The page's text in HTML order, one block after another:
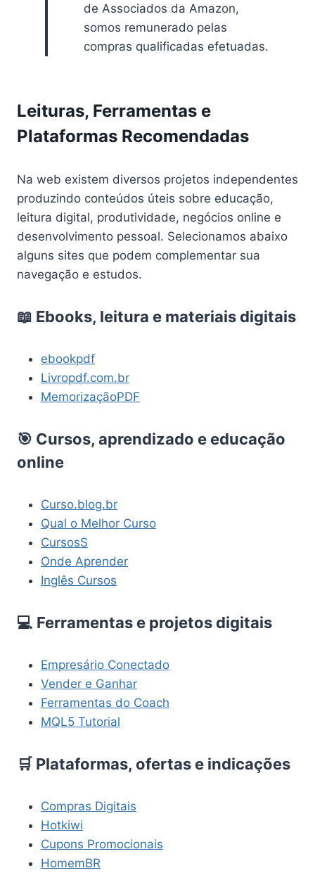
de Associados da Amazon,
somos remunerado pelas
compras qualificadas efetuadas.
Leituras, Ferramentas e
Plataformas Recomendadas
Na web existem diversos projetos independentes
produzindo conteúdos úteis sobre educação,
leitura digital, produtividade, negócios online e
desenvolvimento pessoal. Selecionamos abaixo
alguns sites que podem complementar sua
navegação e estudos.
📖 Ebooks, leitura e materiais digitais
ebookpdf
Livropdf.com.br
MemorizaçãoPDF
🎯 Cursos, aprendizado e educação
online
Curso.blog.br
Qual o Melhor Curso
CursosS
Onde Aprender
Inglês Cursos
💻 Ferramentas e projetos digitais
Empresário Conectado
Vender e Ganhar
Ferramentas do Coach
MQL5 Tutorial
🛒 Plataformas, ofertas e indicações
Compras Digitais
Hotkiwi
Cupons Promocionais
HomemBR